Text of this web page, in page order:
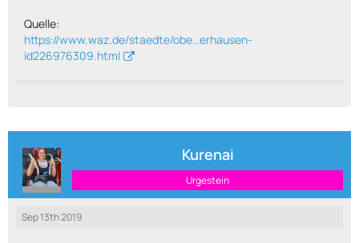
Quelle:
https://www.waz.de/staedte/obe…erhausen-
id226976309.html
Kurenai
Urgestein
Sep 13th 2019